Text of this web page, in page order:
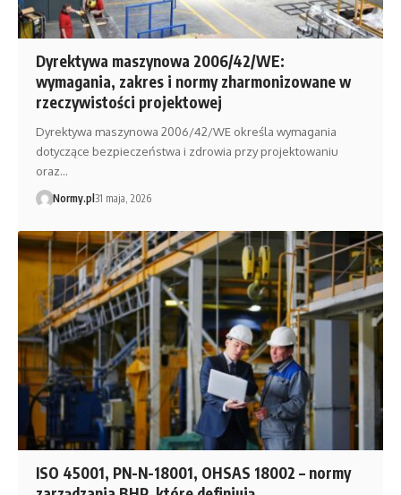
Dyrektywa maszynowa 2006/42/WE:
wymagania, zakres i normy zharmonizowane w
rzeczywistości projektowej
Dyrektywa maszynowa 2006/42/WE określa wymagania
dotyczące bezpieczeństwa i zdrowia przy projektowaniu
oraz…
Normy.pl31 maja, 2026
ISO 45001, PN-N-18001, OHSAS 18002 – normy